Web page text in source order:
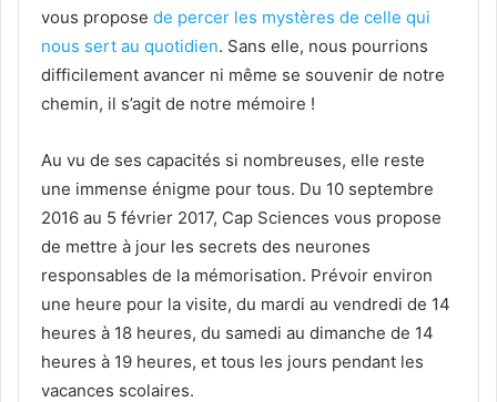
vous propose de percer les mystères de celle qui
nous sert au quotidien. Sans elle, nous pourrions
difficilement avancer ni même se souvenir de notre
chemin, il s’agit de notre mémoire !
Au vu de ses capacités si nombreuses, elle reste
une immense énigme pour tous. Du 10 septembre
2016 au 5 février 2017, Cap Sciences vous propose
de mettre à jour les secrets des neurones
responsables de la mémorisation. Prévoir environ
une heure pour la visite, du mardi au vendredi de 14
heures à 18 heures, du samedi au dimanche de 14
heures à 19 heures, et tous les jours pendant les
vacances scolaires.